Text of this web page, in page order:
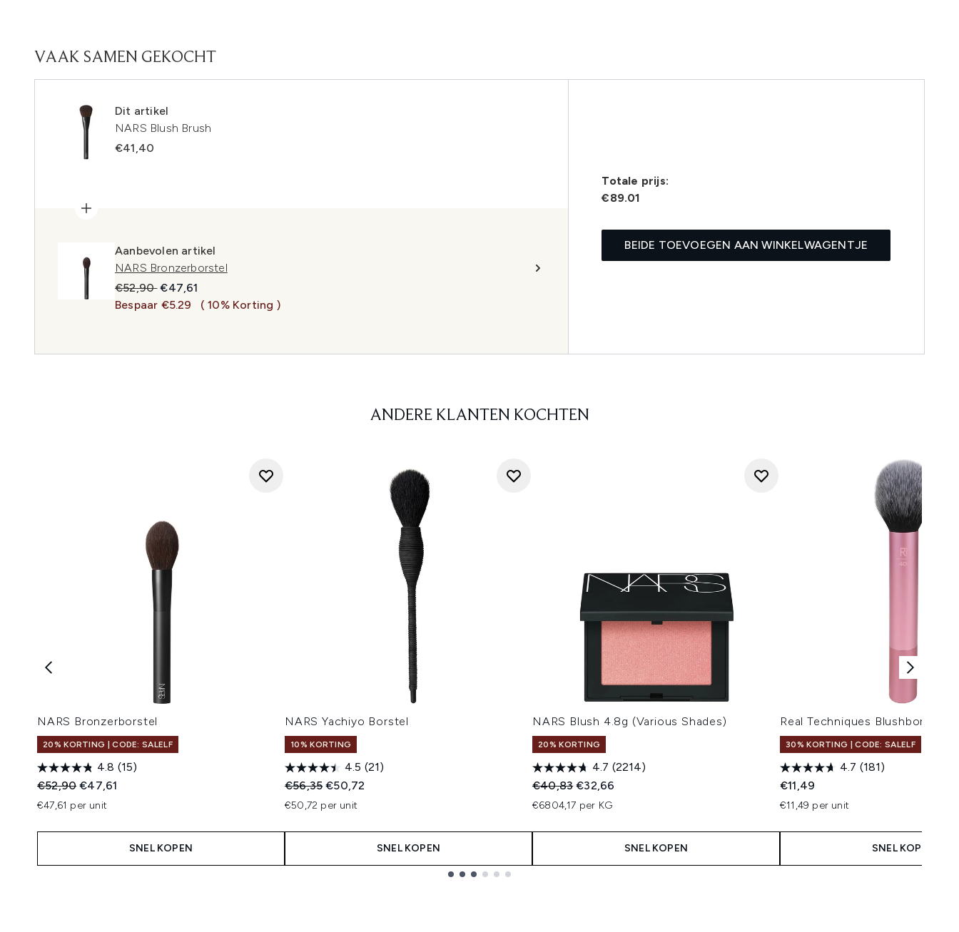
VAAK SAMEN GEKOCHT
Dit artikel
NARS Blush Brush
€41,40
Aanbevolen artikel
NARS Bronzerborstel
Recommended Retail Price:
€52,90Huidige prijs:
€47,61
Bespaar €5.29
( 10% Korting )
Totale prijs:
€89.01
BEIDE TOEVOEGEN AAN WINKELWAGENTJE
ANDERE KLANTEN KOCHTEN
NARS Bronzerborstel
20% KORTING | CODE: SALELF
4.8 (15)
Recommended Retail Price:
€52,90Huidige prijs:
€47,61
€47,61 per unit
SNEL KOPEN
NARS Yachiyo Borstel
10% KORTING
4.5 (21)
Recommended Retail Price:
€56,35Huidige prijs:
€50,72
€50,72 per unit
SNEL KOPEN
NARS Blush 4.8g (Various Shades)
20% KORTING
4.7 (2214)
Recommended Retail Price:
€40,83Huidige prijs:
€32,66
€6804,17 per KG
SNEL KOPEN
Real Techniques Blushborstel
30% KORTING | CODE: SALELF
4.7 (181)
€11,49
€11,49 per unit
SNEL KOPEN